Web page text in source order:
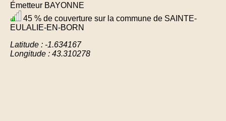
Émetteur BAYONNE
45 % de couverture sur la commune de SAINTE-
EULALIE-EN-BORN
Latitude : -1.634167
Longitude : 43.310278